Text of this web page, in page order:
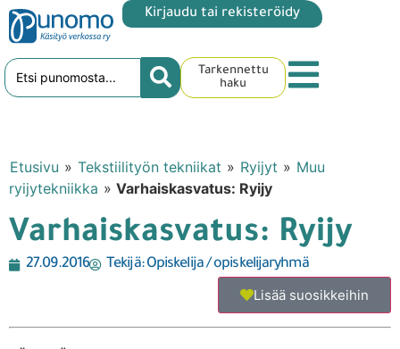
Kirjaudu tai rekisteröidy
Tarkennettu
haku
Etusivu » Tekstiilityön tekniikat » Ryijyt » Muu
ryijytekniikka » Varhaiskasvatus: Ryijy
Varhaiskasvatus: Ryijy
27.09.2016 Tekijä:Opiskelija / opiskelijaryhmä
Lisää suosikkeihin